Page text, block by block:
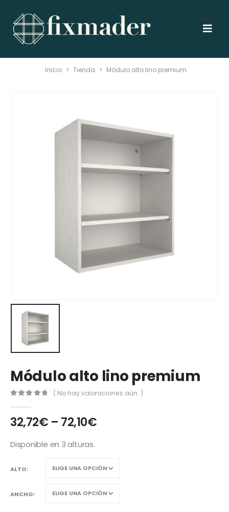
Inicio > Tienda > Módulo alto lino premium
Módulo alto lino premium
( No hay valoraciones aún. )
32,72€ – 72,10€
Disponible en 3 alturas.
ALTO
ANCHO